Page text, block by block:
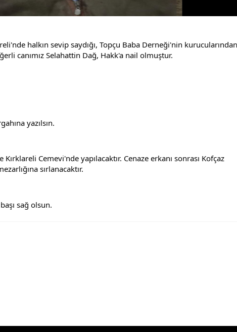
halkın sevip saydığı, Topçu Baba Derneği'nin
canımız Selahattin Dağ, Hakk'a nail olmuştur.
yazılsın.
Cemevi'nde yapılacaktır. Cenaze erkanı sonrası Kofçaz
sırlanacaktır.
sağ olsun.